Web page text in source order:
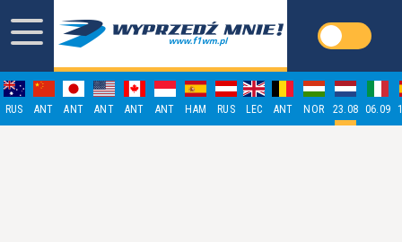
RUS ANT ANT ANT ANT ANT HAM RUS LEC ANT NOR 23.08 06.09